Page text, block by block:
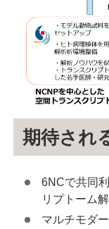
期待され
6NCで共同
リプトーム
マルチモダ